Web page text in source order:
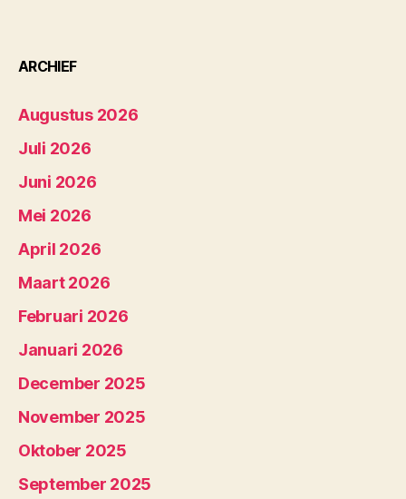
ARCHIEF
Augustus 2026
Juli 2026
Juni 2026
Mei 2026
April 2026
Maart 2026
Februari 2026
Januari 2026
December 2025
November 2025
Oktober 2025
September 2025